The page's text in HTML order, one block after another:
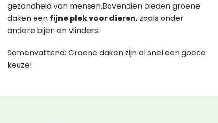
gezondheid van mensen.Bovendien bieden groene
daken een fijne plek voor dieren, zoals onder
andere bijen en vlinders.
Samenvattend: Groene daken zijn al snel een goede
keuze!